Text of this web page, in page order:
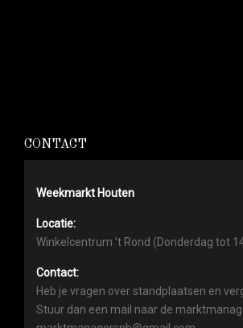
CONTACT
Weekmarkt Houten
Locatie:
Winkelcentrum ’t Rond (Donderdag tot
Contact:
Heb je vragen over standplaatsen en
Stuur dan een mail naar de